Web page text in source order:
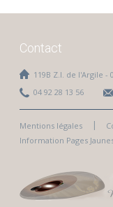
Contact
119B Z.I. de l'Argile -
04 92 28 13 56
Mentions légales
Information Pages